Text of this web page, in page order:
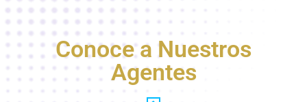
Conoce a Nuestros
Agentes